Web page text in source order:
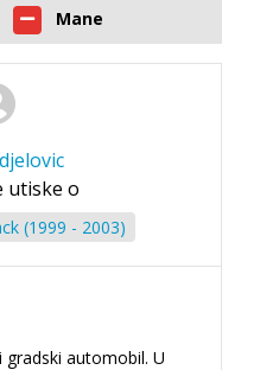
Mane
utiske o
(1999 - 2003)
automobil. U